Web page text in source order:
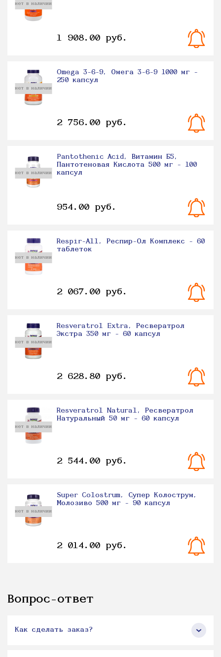
нет в наличии
1 908.00 руб.
нет в наличии
Omega 3-6-9, Омега 3-6-9 1000 мг -
250 капсул
2 756.00 руб.
нет в наличии
Pantothenic Acid, Витамин Б5,
Пантотеновая Кислота 500 мг - 100
капсул
954.00 руб.
нет в наличии
Respir-All, Респир-Ол Комплекс - 60
таблеток
2 067.00 руб.
нет в наличии
Resveratrol Extra, Ресвератрол
Экстра 350 мг - 60 капсул
2 628.80 руб.
нет в наличии
Resveratrol Natural, Ресвератрол
Натуральный 50 мг - 60 капсул
2 544.00 руб.
нет в наличии
Super Colostrum, Супер Колострум,
Молозиво 500 мг - 90 капсул
2 014.00 руб.
Вопрос-ответ
Как сделать заказ?